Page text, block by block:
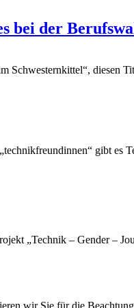
bei der
Schwesternkittel“, diesen
gibt es
„Technik – Gender –